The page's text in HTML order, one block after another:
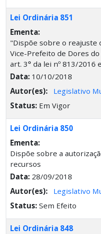
Lei Ordinária 851
Ementa:
"Dispõe sobre o reajuste
Vice-Prefeito de Dores
art. 3° da lei nº 813/2016
Data: 10/10/2018
Autor(es):
Legislativo
Status: Em Vigor
Lei Ordinária 850
Ementa:
Dispõe sobre a
recursos
Data: 28/09/2018
Autor(es):
Legislativo
Status: Sem Efeito
Lei Ordinária 848